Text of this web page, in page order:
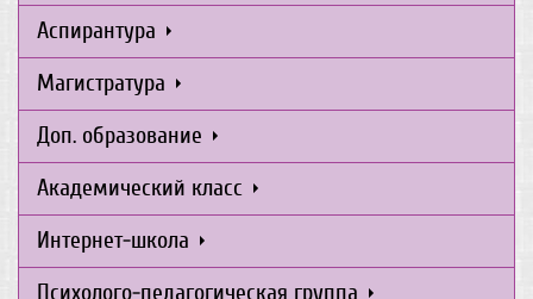
Аспирантура
Магистратура
Доп. образование
Академический класс
Интернет-школа
Психолого-педагогическая группа